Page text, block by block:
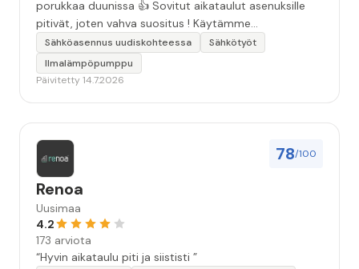
porukkaa duunissa 👍 Sovitut aikataulut asenuksille
pitivät, joten vahva suositus ! Käytämme
seuraavallakin kerralla!”
Sähköasennus uudiskohteessa
Sähkötyöt
Ilmalämpöpumppu
Päivitetty 14.7.2026
78/100
Renoa
Uusimaa
4.2
173 arviota
“Hyvin aikataulu piti ja siististi ”